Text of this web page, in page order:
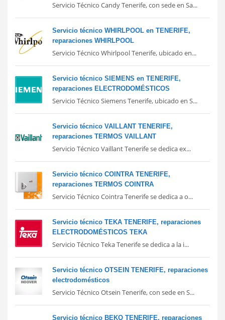
Servicio Técnico Candy Tenerife, con sede en Sa...
Servicio técnico WHIRLPOOL en TENERIFE,
reparaciones WHIRLPOOL
Servicio Técnico Whirlpool Tenerife, ubicado en...
Servicio técnico SIEMENS en TENERIFE,
reparaciones ELECTRODOMÉSTICOS
Servicio Técnico Siemens Tenerife, ubicado en S...
Servicio técnico VAILLANT TENERIFE,
reparaciones TERMOS VAILLANT
Servicio Técnico Vaillant Tenerife se dedica ex...
Servicio técnico COINTRA TENERIFE,
reparaciones TERMOS COINTRA
Servicio Técnico Cointra Tenerife se dedica a o...
Servicio técnico TEKA TENERIFE, reparaciones
ELECTRODOMÉSTICOS TEKA
Servicio Técnico Teka Tenerife se dedica a la i...
Servicio técnico OTSEIN TENERIFE, reparaciones
electrodomésticos
Servicio Técnico Otsein Tenerife, con sede en S...
Servicio técnico BEKO TENERIFE, reparaciones